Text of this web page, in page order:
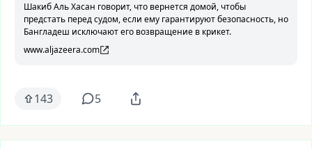
Шакиб Аль Хасан говорит, что вернется домой, чтобы
предстать перед судом, если ему гарантируют безопасность, но
Бангладеш исключают его возвращение в крикет.
www.aljazeera.com
143 5